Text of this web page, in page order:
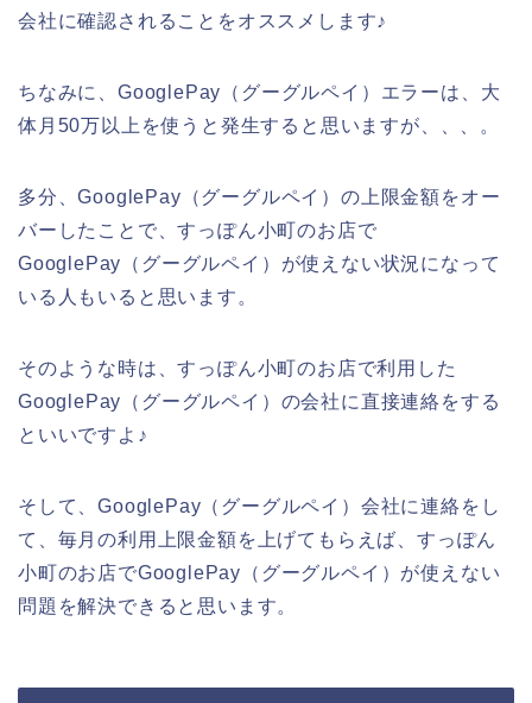
会社に確認されることをオススメします♪
ちなみに、GooglePay（グーグルペイ）エラーは、大
体月50万以上を使うと発生すると思いますが、、、。
多分、GooglePay（グーグルペイ）の上限金額をオー
バーしたことで、すっぽん小町のお店で
GooglePay（グーグルペイ）が使えない状況になって
いる人もいると思います。
そのような時は、すっぽん小町のお店で利用した
GooglePay（グーグルペイ）の会社に直接連絡をする
といいですよ♪
そして、GooglePay（グーグルペイ）会社に連絡をし
て、毎月の利用上限金額を上げてもらえば、すっぽん
小町のお店でGooglePay（グーグルペイ）が使えない
問題を解決できると思います。